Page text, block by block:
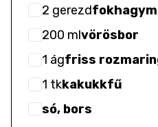
2 gerezd
200 mlvörösbor
1 ágfriss
1 tkkakukkfű
só, bors